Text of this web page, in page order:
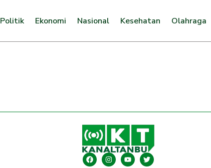
Politik Ekonomi Nasional Kesehatan Olahraga